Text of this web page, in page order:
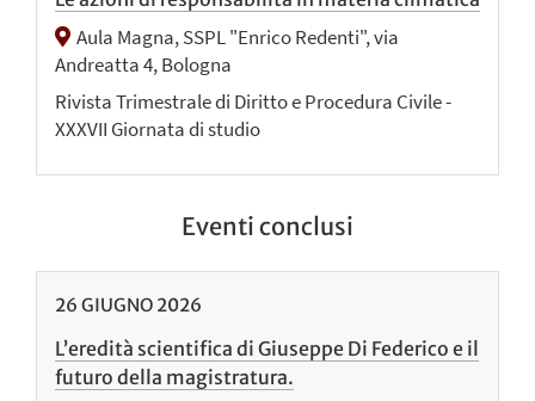
Aula Magna, SSPL "Enrico Redenti", via
Andreatta 4, Bologna
Rivista Trimestrale di Diritto e Procedura Civile -
XXXVII Giornata di studio
Eventi conclusi
26 GIUGNO 2026
L’eredità scientifica di Giuseppe Di Federico e il
futuro della magistratura.